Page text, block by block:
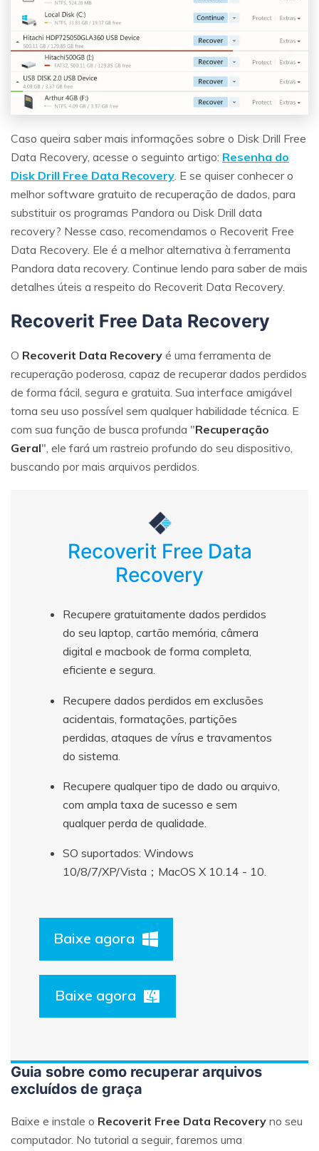
Caso queira saber mais informações sobre o Disk Drill Free
Data Recovery, acesse o seguinto artigo: Resenha do
Disk Drill Free Data Recovery. E se quiser conhecer o
melhor software gratuito de recuperação de dados, para
substituir os programas Pandora ou Disk Drill data
recovery? Nesse caso, recomendamos o Recoverit Free
Data Recovery. Ele é a melhor alternativa à ferramenta
Pandora data recovery. Continue lendo para saber de mais
detalhes úteis a respeito do Recoverit Data Recovery.
Recoverit Free Data Recovery
O Recoverit Data Recovery é uma ferramenta de
recuperação poderosa, capaz de recuperar dados perdidos
de forma fácil, segura e gratuita. Sua interface amigável
torna seu uso possível sem qualquer habilidade técnica. E
com sua função de busca profunda "Recuperação
Geral", ele fará um rastreio profundo do seu dispositivo,
buscando por mais arquivos perdidos.
Recoverit Free Data
Recovery
Recupere gratuitamente dados perdidos
do seu laptop, cartão memória, câmera
digital e macbook de forma completa,
eficiente e segura.
Recupere dados perdidos em exclusões
acidentais, formatações, partições
perdidas, ataques de vírus e travamentos
do sistema.
Recupere qualquer tipo de dado ou arquivo,
com ampla taxa de sucesso e sem
qualquer perda de qualidade.
SO suportados: Windows
10/8/7/XP/Vista；MacOS X 10.14 - 10.
Baixe agora
Baixe agora
Guia sobre como recuperar arquivos
excluídos de graça
Baixe e instale o Recoverit Free Data Recovery no seu
computador. No tutorial a seguir, faremos uma